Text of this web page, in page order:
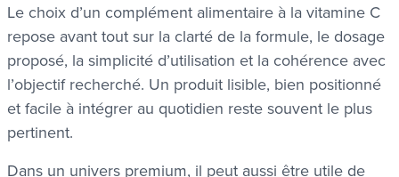
Le choix d’un complément alimentaire à la vitamine C
repose avant tout sur la clarté de la formule, le dosage
proposé, la simplicité d’utilisation et la cohérence avec
l’objectif recherché. Un produit lisible, bien positionné
et facile à intégrer au quotidien reste souvent le plus
pertinent.
Dans un univers premium, il peut aussi être utile de